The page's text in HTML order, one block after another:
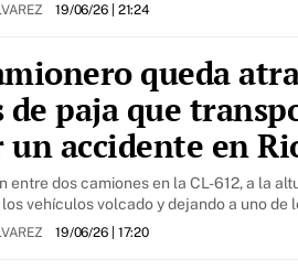
19/06/26 | 21:24
queda
de paja que
accidente en
entre dos camiones en la CL-612, a la
vehículos volcado y dejando a uno de
19/06/26 | 17:20